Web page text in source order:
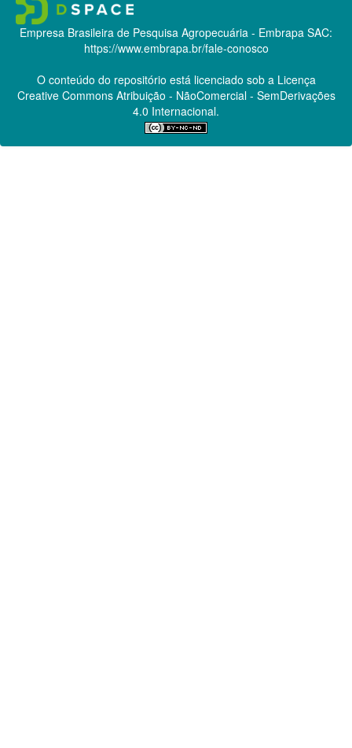
Empresa Brasileira de Pesquisa Agropecuária - Embrapa SAC:
https://www.embrapa.br/fale-conosco
O conteúdo do repositório está licenciado sob a Licença
Creative CommonsAtribuição - NãoComercial - SemDerivações
4.0 Internacional.